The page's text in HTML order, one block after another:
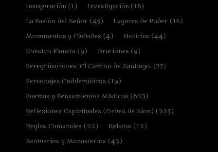
Inauguración(1) Investigación(16)
La Pasión del Señor (45) Lugares de Poder (16)
Monumentos y Ciudades (4) Noticias (44)
Nuestro Planeta(9) Oraciones (9)
Peregrinaciones. El Camino de Santiago.(77)
Personajes Emblemáticos (19)
Poemas y Pensamientos Místicos (603)
Reflexiones Espirituales (Orden de Sion) (225)
Reglas Comunales (22) Relatos (12)
Santuarios y Monasterios (43)